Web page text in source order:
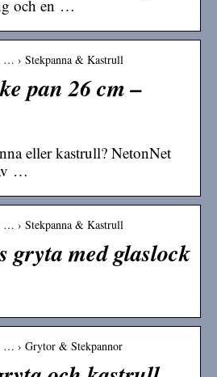
och en …
… › Stekpanna & Kastrull
pan 26 cm –
eller kastrull? NetonNet
…
… › Stekpanna & Kastrull
gryta med glaslock
… › Grytor & Stekpannor